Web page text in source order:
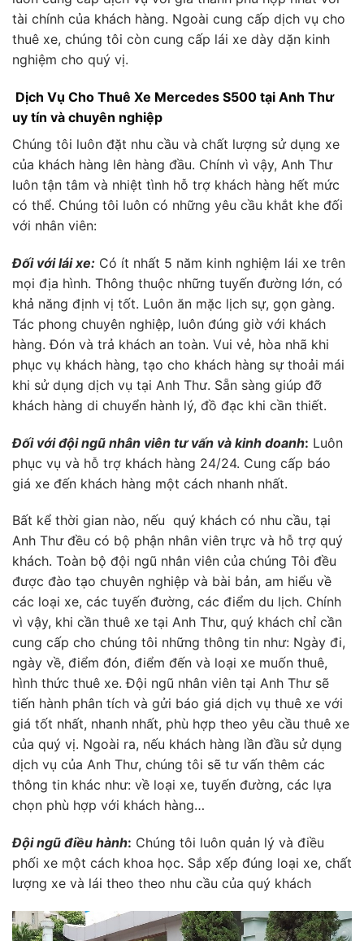
tài chính của khách hàng. Ngoài cung cấp dịch vụ cho
thuê xe, chúng tôi còn cung cấp lái xe dày dặn kinh
nghiệm cho quý vị.
Dịch Vụ Cho Thuê Xe Mercedes S500 tại Anh Thư
uy tín và chuyên nghiệp
Chúng tôi luôn đặt nhu cầu và chất lượng sử dụng xe
của khách hàng lên hàng đầu. Chính vì vậy, Anh Thư
luôn tận tâm và nhiệt tình hỗ trợ khách hàng hết mức
có thể. Chúng tôi luôn có những yêu cầu khắt khe đối
với nhân viên:
Đối với lái xe: Có ít nhất 5 năm kinh nghiệm lái xe trên
mọi địa hình. Thông thuộc những tuyến đường lớn, có
khả năng định vị tốt. Luôn ăn mặc lịch sự, gọn gàng.
Tác phong chuyên nghiệp, luôn đúng giờ với khách
hàng. Đón và trả khách an toàn. Vui vẻ, hòa nhã khi
phục vụ khách hàng, tạo cho khách hàng sự thoải mái
khi sử dụng dịch vụ tại Anh Thư. Sẵn sàng giúp đỡ
khách hàng di chuyển hành lý, đồ đạc khi cần thiết.
Đối với đội ngũ nhân viên tư vấn và kinh doanh: Luôn
phục vụ và hỗ trợ khách hàng 24/24. Cung cấp báo
giá xe đến khách hàng một cách nhanh nhất.
Bất kể thời gian nào, nếu quý khách có nhu cầu, tại
Anh Thư đều có bộ phận nhân viên trực và hỗ trợ quý
khách. Toàn bộ đội ngũ nhân viên của chúng Tôi đều
được đào tạo chuyên nghiệp và bài bản, am hiểu về
các loại xe, các tuyến đường, các điểm du lịch. Chính
vì vậy, khi cần thuê xe tại Anh Thư, quý khách chỉ cần
cung cấp cho chúng tôi những thông tin như: Ngày đi,
ngày về, điểm đón, điểm đến và loại xe muốn thuê,
hình thức thuê xe. Đội ngũ nhân viên tại Anh Thư sẽ
tiến hành phân tích và gửi báo giá dịch vụ thuê xe với
giá tốt nhất, nhanh nhất, phù hợp theo yêu cầu thuê xe
của quý vị. Ngoài ra, nếu khách hàng lần đầu sử dụng
dịch vụ của Anh Thư, chúng tôi sẽ tư vấn thêm các
thông tin khác như: về loại xe, tuyến đường, các lựa
chọn phù hợp với khách hàng…
Đội ngũ điều hành: Chúng tôi luôn quản lý và điều
phối xe một cách khoa học. Sắp xếp đúng loại xe, chất
lượng xe và lái theo theo nhu cầu của quý khách